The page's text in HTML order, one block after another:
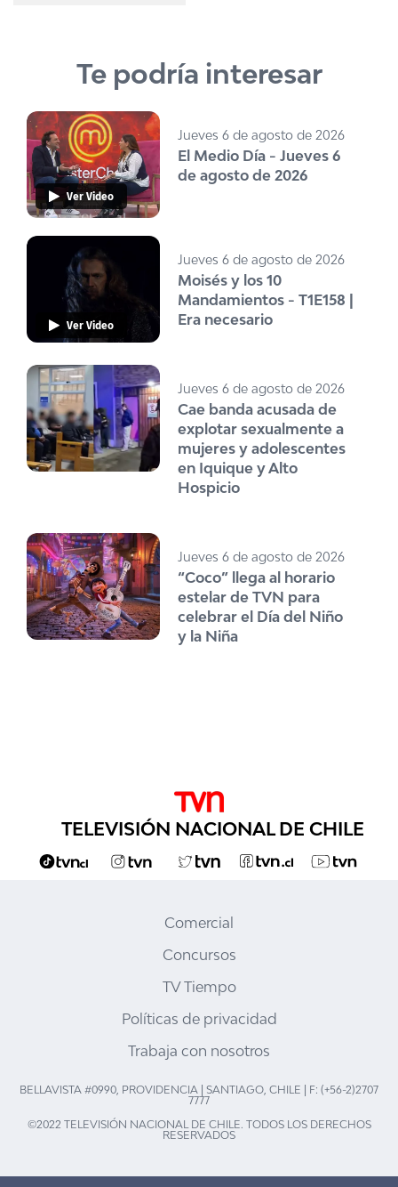
Te podría interesar
Ver Video
Jueves 6 de agosto de 2026
El Medio Día - Jueves 6
de agosto de 2026
Ver Video
Jueves 6 de agosto de 2026
Moisés y los 10
Mandamientos - T1E158 |
Era necesario
Jueves 6 de agosto de 2026
Cae banda acusada de
explotar sexualmente a
mujeres y adolescentes
en Iquique y Alto
Hospicio
Jueves 6 de agosto de 2026
“Coco” llega al horario
estelar de TVN para
celebrar el Día del Niño
y la Niña
TELEVISIÓN NACIONAL DE CHILE
Comercial
Concursos
TV Tiempo
Políticas de privacidad
Trabaja con nosotros
BELLAVISTA #0990, PROVIDENCIA | SANTIAGO, CHILE | F: (+56-2)2707
7777
©2022 TELEVISIÓN NACIONAL DE CHILE. TODOS LOS DERECHOS
RESERVADOS